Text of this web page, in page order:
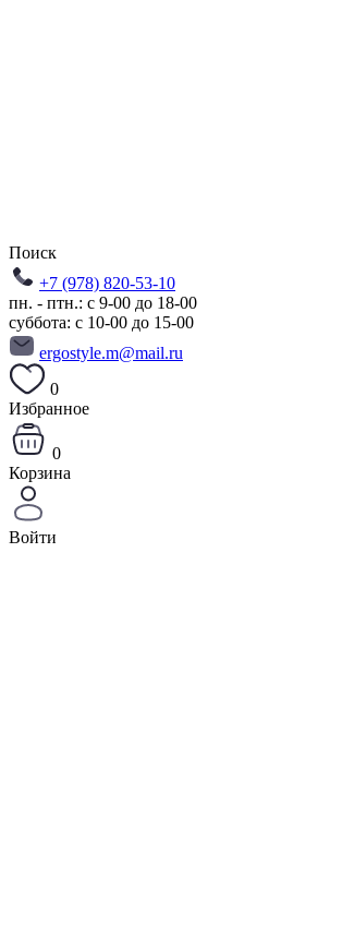
Поиск
+7 (978) 820-53-10
пн. - птн.: с 9-00 до 18-00
суббота: с 10-00 до 15-00
ergostyle.m@mail.ru
0
Избранное
0
Корзина
Войти